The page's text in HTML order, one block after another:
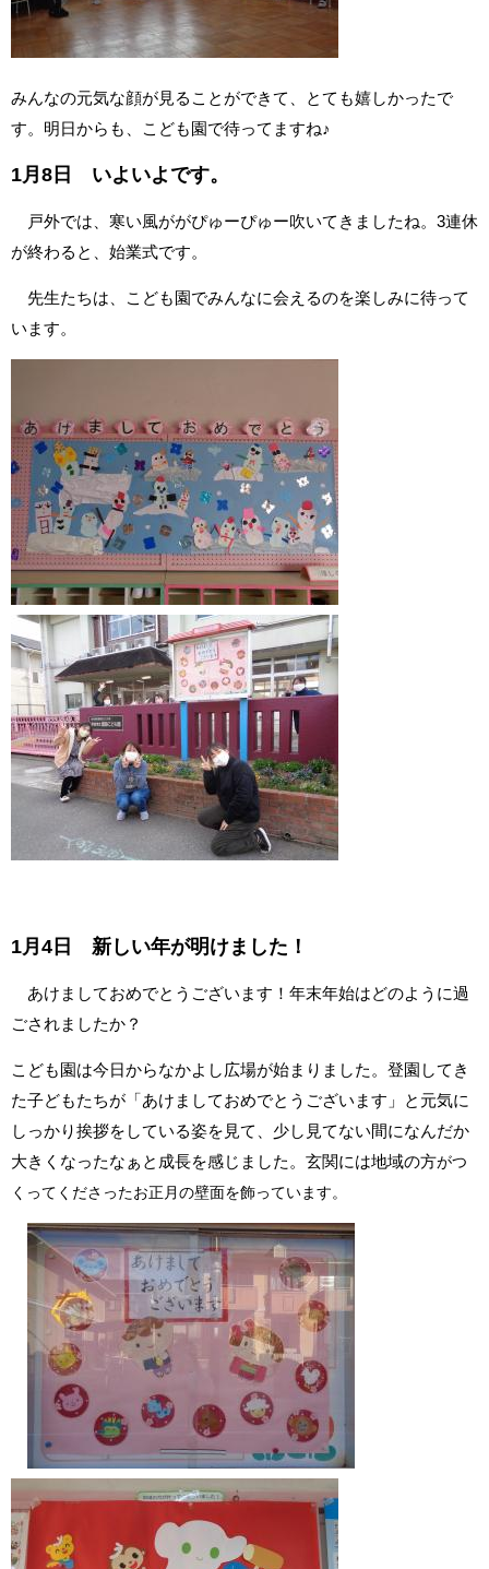
みんなの元気な顔が見ることができて、とても嬉しかったで
す。明日からも、こども園で待ってますね♪
1月8日 いよいよです。
戸外では、寒い風ががぴゅーぴゅー吹いてきましたね。3連休
が終わると、始業式です。
先生たちは、こども園でみんなに会えるのを楽しみに待って
います。
1月4日 新しい年が明けました！
あけましておめでとうございます！年末年始はどのように過
ごされましたか？
こども園は今日からなかよし広場が始まりました。登園してき
た子どもたちが「あけましておめでとうございます」と元気に
しっかり挨拶をしている姿を見て、少し見てない間になんだか
大きくなったなぁと成長を感じました。玄関には地域の方がつ
くってくださったお正月の壁面を飾っています。